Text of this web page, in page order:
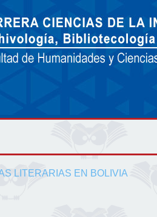
LITERARIAS EN BOLIVIA